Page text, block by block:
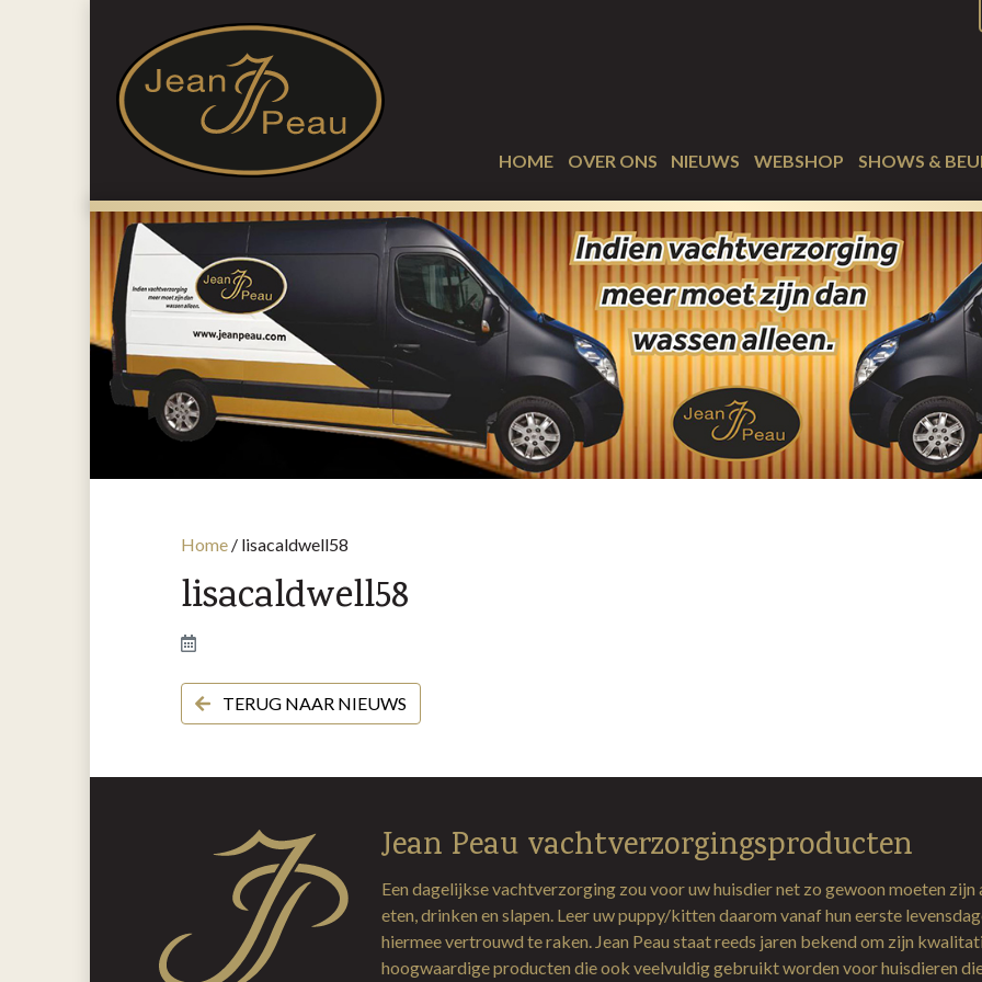
HOME OVER ONS NIEUWS WEBSHOP SHOWS &
Home / lisacaldwell58
lisacaldwell58
TERUG NAAR NIEUWS
Jean Peau vachtverzorgingsproducten
Een dagelijkse vachtverzorging zou voor uw huisdier net zo gewoon moeten zijn
eten, drinken en slapen. Leer uw puppy/kitten daarom vanaf hun eerste
hiermee vertrouwd te raken. Jean Peau staat reeds jaren bekend om zijn
hoogwaardige producten die ook veelvuldig gebruikt worden voor huisdieren